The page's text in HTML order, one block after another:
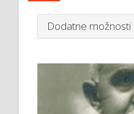
Dodatne možnosti